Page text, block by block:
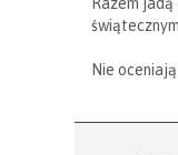
Razem
Nie